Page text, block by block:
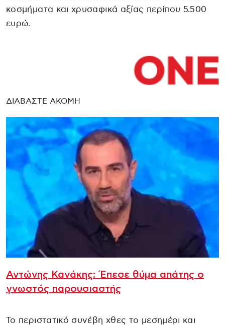
κοσμήματα και χρυσαφικά αξίας περίπου 5.500
ευρώ.
ΔΙΑΒΑΣΤΕ ΑΚΟΜΗ
Αντώνης Κανάκης: Έπεσε θύμα απάτης ο
γνωστός παρουσιαστής
Το περιστατικό συνέβη χθες το μεσημέρι και